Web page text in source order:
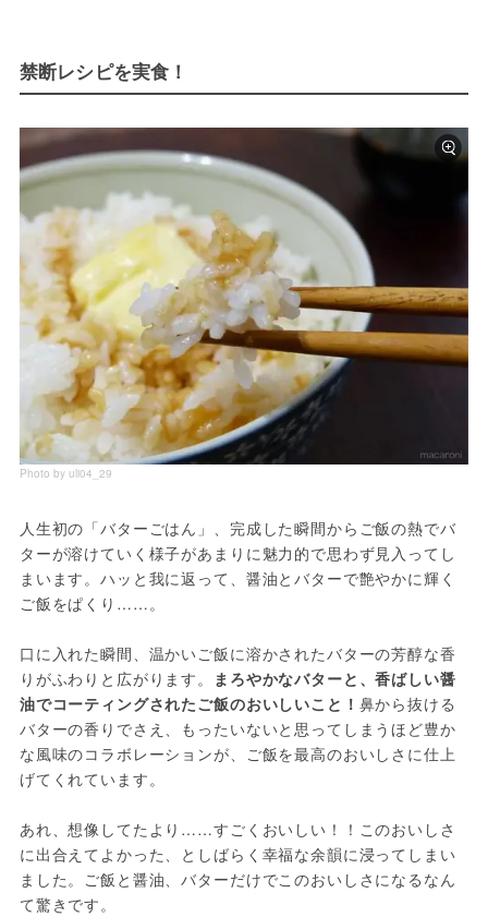
禁断レシピを実食！
Photo by uli04_29
人生初の「バターごはん」、完成した瞬間からご飯の熱でバ
ターが溶けていく様子があまりに魅力的で思わず見入ってし
まいます。ハッと我に返って、醤油とバターで艶やかに輝く
ご飯をぱくり……。
口に入れた瞬間、温かいご飯に溶かされたバターの芳醇な香
りがふわりと広がります。 まろやかなバターと、香ばしい醤
油でコーティングされたご飯のおいしいこと！ 鼻から抜ける
バターの香りでさえ、もったいないと思ってしまうほど豊か
な風味のコラボレーションが、ご飯を最高のおいしさに仕上
げてくれています。
あれ、想像してたより……すごくおいしい！！このおいしさ
に出合えてよかった、としばらく幸福な余韻に浸ってしまい
ました。ご飯と醤油、バターだけでこのおいしさになるなん
て驚きです。